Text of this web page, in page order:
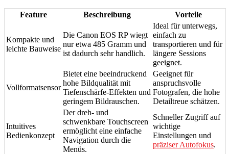
Feature Beschreibung Vorteile
Kompakte und
leichte Bauweise
Die Canon EOS RP wiegt
nur etwa 485 Gramm und
ist dadurch sehr handlich.
Ideal für unterwegs,
einfach zu
transportieren und für
längere Sessions
geeignet.
Vollformatsensor
Bietet eine beeindruckend
hohe Bildqualität mit
Tiefenschärfe-Effekten und
geringem Bildrauschen.
Geeignet für
anspruchsvolle
Fotografen, die hohe
Detailtreue schätzen.
Intuitives
Bedienkonzept
Der dreh- und
schwenkbare Touchscreen
ermöglicht eine einfache
Navigation durch die
Menüs.
Schneller Zugriff auf
wichtige
Einstellungen und
präziser Autofokus.